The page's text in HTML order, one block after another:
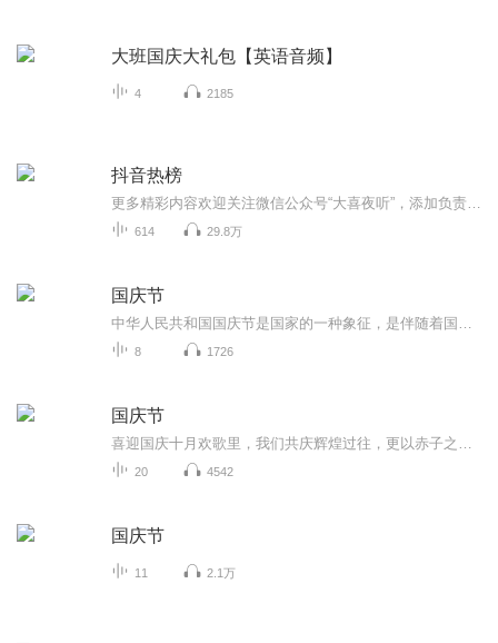
大班国庆大礼包【英语音频】
4 2185
抖音热榜
614 29.8万
国庆节
8 1726
国庆节
20 4542
国庆节
11 2.1万